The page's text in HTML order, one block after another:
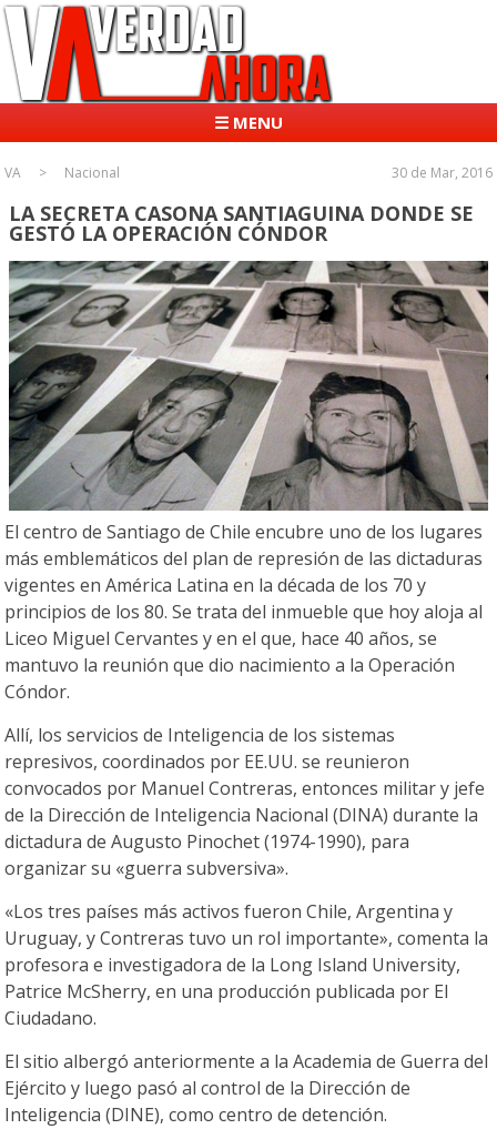
☰ MENU
VA Nacional 30 de Mar, 2016
LA SECRETA CASONA SANTIAGUINA DONDE SE
GESTÓ LA OPERACIÓN CÓNDOR
El centro de Santiago de Chile encubre uno de los lugares
más emblemáticos del plan de represión de las dictaduras
vigentes en América Latina en la década de los 70 y
principios de los 80. Se trata del inmueble que hoy aloja al
Liceo Miguel Cervantes y en el que, hace 40 años, se
mantuvo la reunión que dio nacimiento a la Operación
Cóndor.
Allí, los servicios de Inteligencia de los sistemas
represivos, coordinados por EE.UU. se reunieron
convocados por Manuel Contreras, entonces militar y jefe
de la Dirección de Inteligencia Nacional (DINA) durante la
dictadura de Augusto Pinochet (1974-1990), para
organizar su «guerra subversiva».
«Los tres países más activos fueron Chile, Argentina y
Uruguay, y Contreras tuvo un rol importante», comenta la
profesora e investigadora de la Long Island University,
Patrice McSherry, en una producción publicada por El
Ciudadano.
El sitio albergó anteriormente a la Academia de Guerra del
Ejército y luego pasó al control de la Dirección de
Inteligencia (DINE), como centro de detención.